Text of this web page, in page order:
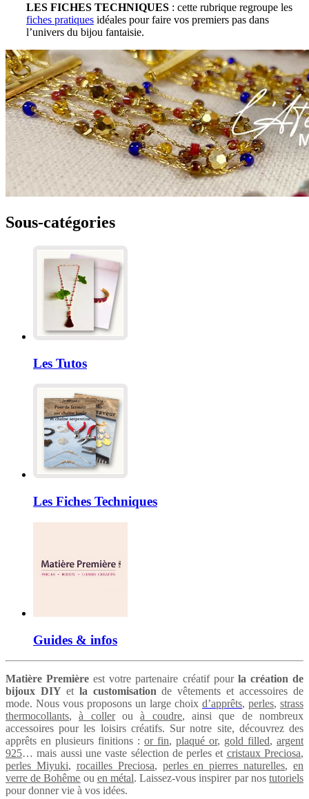
LES FICHES TECHNIQUES : cette rubrique regroupe les
fiches pratiques idéales pour faire vos premiers pas dans
l’univers du bijou fantaisie.
Sous-catégories
Les Tutos
Les Fiches Techniques
Guides & infos
Matière Première est votre partenaire créatif pourla création de
bijoux DIY etla customisation de vêtements et accessoires de
mode. Nous vous proposons un large choix d’apprêts, perles, strass
thermocollants,à collerouà coudre, ainsi que de nombreux
accessoires pour les loisirs créatifs. Sur notre site, découvrez des
apprêts en plusieurs finitions : or fin, plaqué or, gold filled, argent
925… mais aussi une vaste sélection de perles et cristaux Preciosa,
perles Miyuki, rocailles Preciosa, perles en pierres naturelles, en
verre de Bohême ou en métal. Laissez-vous inspirer par nostutoriels
pour donner vie à vos idées.